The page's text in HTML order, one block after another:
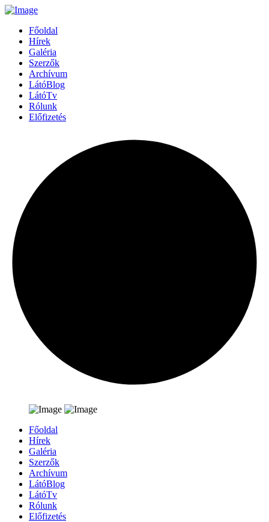
Főoldal
Hírek
Galéria
Szerzők
Archívum
LátóBlog
LátóTv
Rólunk
Előfizetés
Főoldal
Hírek
Galéria
Szerzők
Archívum
LátóBlog
LátóTv
Rólunk
Előfizetés